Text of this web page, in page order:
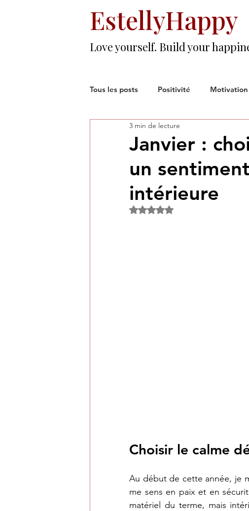
EstellyHappy
Love yourself. Build your
Tous les posts Positivité Motivation
Amours & Amitiés
Monde du Travail
Janvier :
un
intérieure
3 min de lecture
Noté NaN étoiles sur 5.
Choisir le calme
Au début de cette année, je
me sens en paix et en
matériel du terme, mais